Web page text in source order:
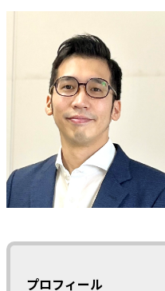
プロフィール